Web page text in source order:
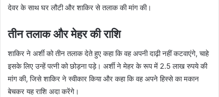
देवर के साथ घर लौटी और शाकिर से तलाक की मांग की।
तीन तलाक और मेहर की राशि
शाकिर ने अर्शी को तीन तलाक देते हुए कहा कि वह अपनी दाढ़ी नहीं कटवाएंगे, चाहे
इसके लिए उन्हें पत्नी को छोड़ना पड़े। अर्शी ने मेहर के रूप में 2.5 लाख रुपये की
मांग की, जिसे शाकिर ने स्वीकार किया और कहा कि वह अपने हिस्से का मकान
बेचकर यह राशि अदा करेंगे।